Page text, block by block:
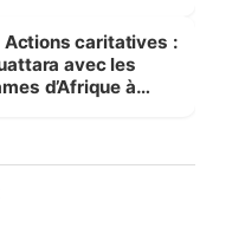
Actions caritatives :
avec les
d’Afrique à